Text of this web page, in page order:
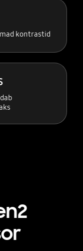
kontrastid